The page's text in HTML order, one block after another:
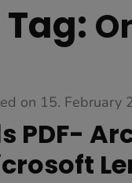
Tag:
on 15. February
PDF-